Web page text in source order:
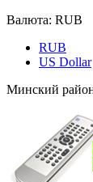
Валюта: RUB
RUB
US Dollar
Минский